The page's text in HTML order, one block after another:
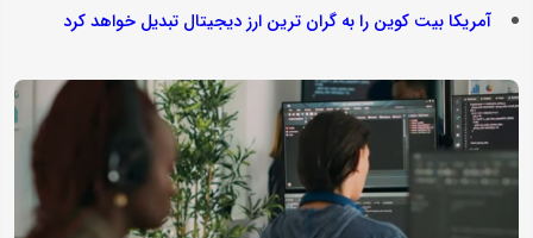
آمریکا بیت کوین را به گران ترین ارز دیجیتال تبدیل خواهد کرد